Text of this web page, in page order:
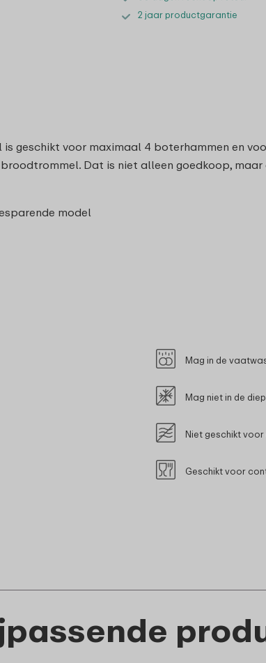
2 jaar productgarantie
geschikt voor maximaal 4 boterhammen en
Dat is niet alleen goedkoop, maar
model
Mag in de
Mag niet in de
Niet geschikt
Geschikt voor